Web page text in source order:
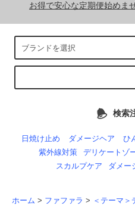
お得で安心な定期便始めま
検索
日焼け止め ダメージヘア ひ
紫外線対策
デリケートゾ
スカルプケア
ダメー
ホーム > ファファラ > ＜テーマ